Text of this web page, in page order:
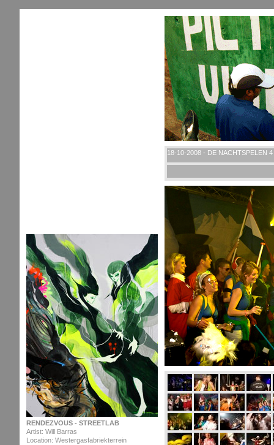
RENDEZVOUS - STREETLAB
Artist: Will Barras
Location: Westergasfabriekterrein
18-10-2008 - DE NACHTSPELEN